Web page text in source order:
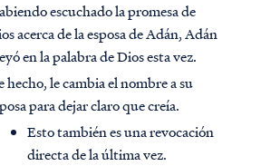
escuchado la promesa de
acerca de la esposa de Adán, Adán
en la palabra de Dios esta vez.
hecho, le cambia el nombre a su
para dejar claro que creía.
Esto también es una revocación
directa de la última vez.